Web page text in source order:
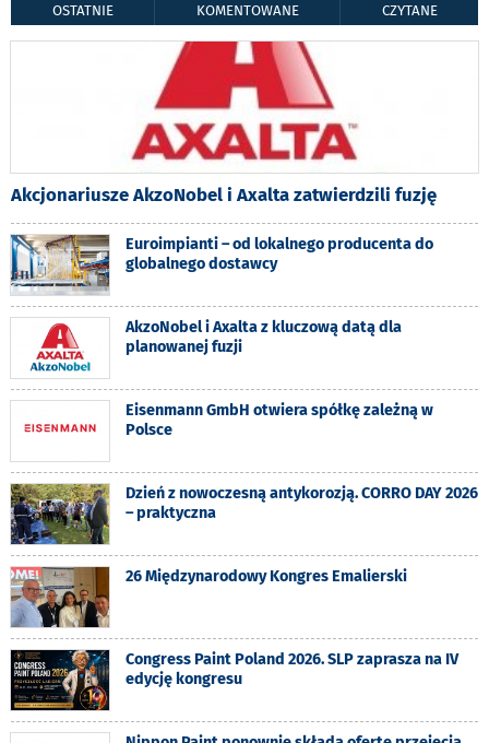
OSTATNIE KOMENTOWANE CZYTANE
Akcjonariusze AkzoNobel i Axalta zatwierdzili fuzję
Euroimpianti – od lokalnego producenta do
globalnego dostawcy
AkzoNobel i Axalta z kluczową datą dla
planowanej fuzji
Eisenmann GmbH otwiera spółkę zależną w
Polsce
Dzień z nowoczesną antykorozją. CORRO DAY 2026
– praktyczna
26 Międzynarodowy Kongres Emalierski
Congress Paint Poland 2026. SLP zaprasza na IV
edycję kongresu